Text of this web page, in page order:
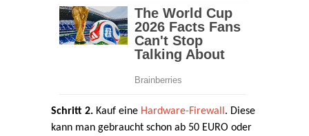
Schritt 2. Kauf eine Hardware-Firewall . Diese
kann man gebraucht schon ab 50 EURO oder